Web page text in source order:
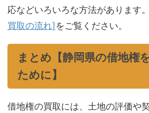
応などいろいろな方法があります
買取の流れ] をご覧ください。
まとめ【静岡県の借地権
ために】
借地権の買取には、土地の評価や